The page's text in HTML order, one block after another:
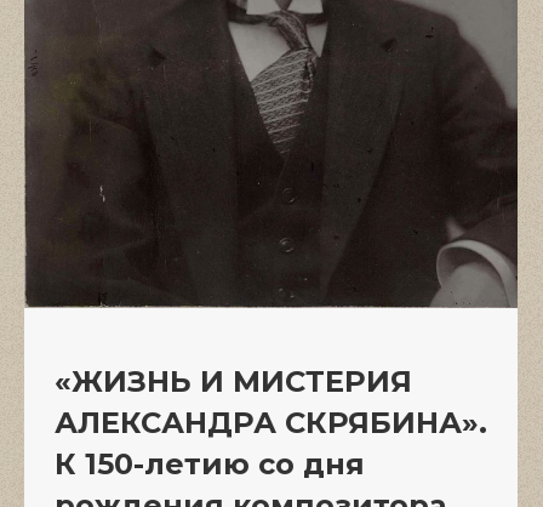
«ЖИЗНЬ И МИСТЕРИЯ
АЛЕКСАНДРА СКРЯБИНА».
К 150-летию со дня